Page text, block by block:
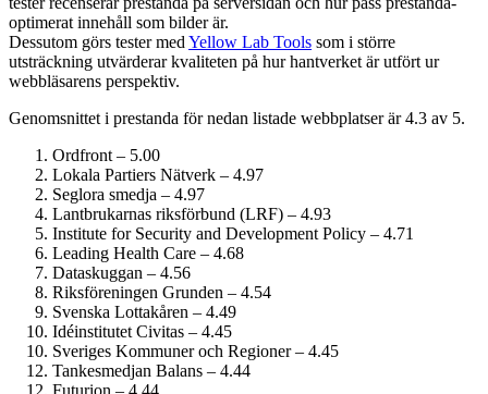
optimerat innehåll som bilder är.
Dessutom görs tester med Yellow Lab Tools som i större
utsträckning utvärderar kvaliteten på hur hantverket är utfört ur
webbläsarens perspektiv.
Genomsnittet i prestanda för nedan listade webbplatser är 4.3 av 5.
Ordfront – 5.00
Lokala Partiers Nätverk – 4.97
Seglora smedja – 4.97
Lantbrukarnas riksförbund (LRF) – 4.93
Institute for Security and Development Policy – 4.71
Leading Health Care – 4.68
Dataskuggan – 4.56
Riksföreningen Grunden – 4.54
Svenska Lottakåren – 4.49
Idéinstitutet Civitas – 4.45
Sveriges Kommuner och Regioner – 4.45
Tankesmedjan Balans – 4.44
Futurion – 4.44